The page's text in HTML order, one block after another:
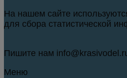
На нашем сайте
для сбора статистической
Пишите нам
Меню